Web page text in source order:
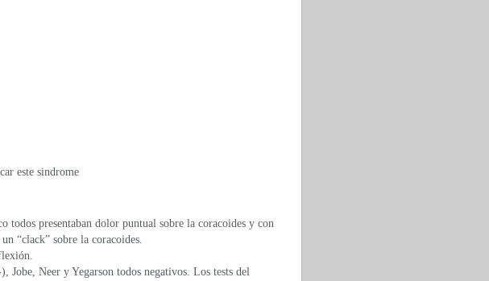
este sindrome
todos presentaban dolor puntual sobre la coracoides y con
“clack” sobre la coracoides.
Neer y Yegarson todos negativos. Los tests del